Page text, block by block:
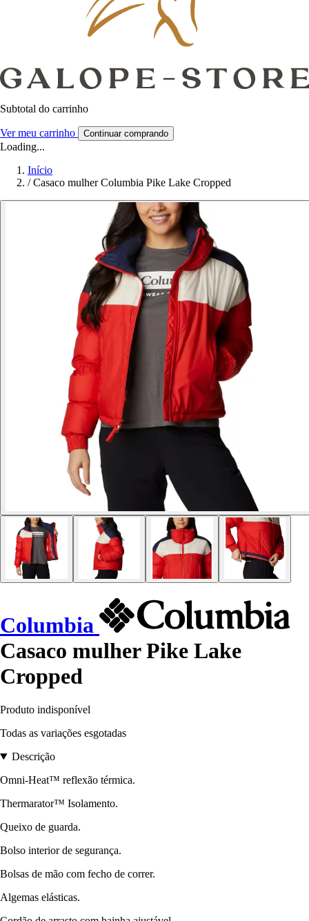
Subtotal do carrinho
Ver meu carrinho Continuar comprando
Loading...
Início
/ Casaco mulher Columbia Pike Lake Cropped
Columbia
Casaco mulher Pike Lake
Cropped
Produto indisponível
Todas as variações esgotadas
Descrição
Omni-Heat™ reflexão térmica.
Thermarator™ Isolamento.
Queixo de guarda.
Bolso interior de segurança.
Bolsas de mão com fecho de correr.
Algemas elásticas.